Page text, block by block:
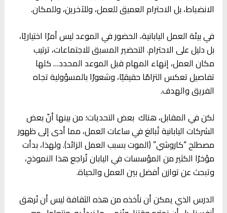
الانضباط، بل الاحترام العميق للعمل، وللآخرين، وللمكان.
في بيئة العمل اليابانية، الحضور في الموعد ليس أمرًا اختياريًا،
بل دليل على الاحترام. التحضير المسبق للاجتماعات، ترتيب
مكان العمل، إنهاء المهام قبل الموعد المحدد… كلها
تفاصيل تعكس التزامًا حقيقيًا، وشعورًا بالمسؤولية تجاه
الفريق والهدف.
لكن في المقابل، هناك بعض التحديات؛ من بينها أنّ بعض
الشركات اليابانية تُبالغ في ساعات العمل، مما أدى إلى ظهور
مصطلح “كاروشي” (الموت بسبب العمل الزائد). ولهذا، بدأت
مؤخرًا الكثير من المؤسسات في اليابان تُراجع هذا النموذج،
وتبحث عن توازن أفضل بين العمل والحياة.
الدرس الذي يمكن أن نأخذه من هذه الثقافة ليس أن نُرهق